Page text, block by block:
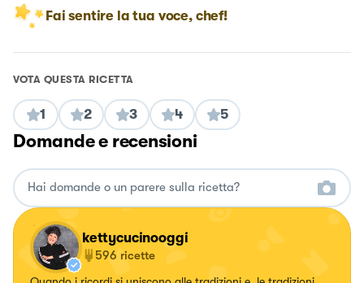
Fai sentire la tua voce, chef!
VOTA QUESTA RICETTA
1 2 3 4 5
Domande e recensioni
kettycucinooggi
596 ricette